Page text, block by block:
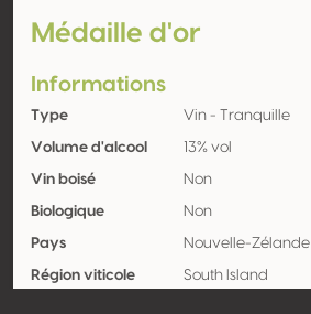
Médaille d'or
Informations
Type Vin - Tranquille
Volume d'alcool 13% vol
Vin boisé Non
Biologique Non
Pays Nouvelle-Zélande
Région viticole South Island